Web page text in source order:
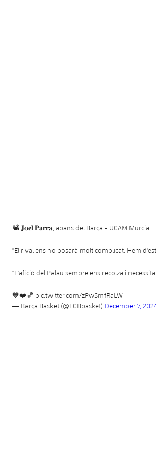
📽 𝐉𝐨𝐞𝐥 𝐏𝐚𝐫𝐫𝐚, abans del Barça - UCAM Murcia:
"El rival ens ho posarà molt complicat. Hem
"L'afició del Palau sempre ens recolza i
💙❤️🏀 pic.twitter.com/zPwSmfRaLW
— Barça Basket (@FCBbasket) December 7,